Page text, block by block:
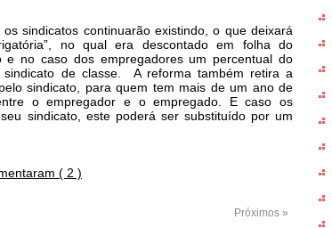
sindicatos continuarão existindo, o que deixará
no qual era descontado em folha do
no caso dos empregadores um percentual do
de classe. A reforma também retira a
sindicato, para quem tem mais de um ano de
o empregador e o empregado. E caso os
sindicato, este poderá ser substituído por um
( 2 )
Próximos »